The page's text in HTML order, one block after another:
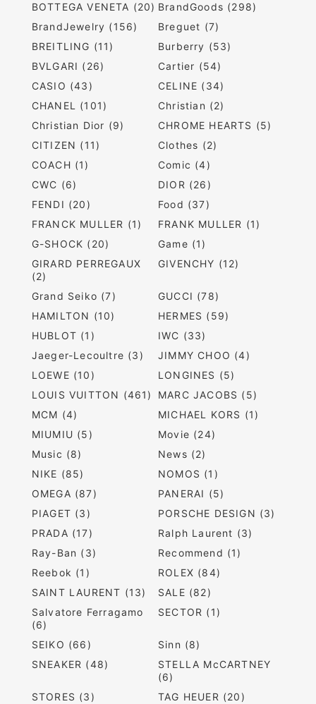
BOTTEGA VENETA (20) BrandGoods (298)
BrandJewelry (156)
Breguet (7)
BREITLING (11)
Burberry (53)
BVLGARI (26)
Cartier (54)
CASIO (43)
CELINE (34)
CHANEL (101)
Christian (2)
Christian Dior (9)
CHROME HEARTS (5)
CITIZEN (11)
Clothes (2)
COACH (1)
Comic (4)
CWC (6)
DIOR (26)
FENDI (20)
Food (37)
FRANCK MULLER (1)
FRANK MULLER (1)
G-SHOCK (20)
Game (1)
GIRARD PERREGAUX
(2)
GIVENCHY (12)
Grand Seiko (7)
GUCCI (78)
HAMILTON (10)
HERMES (59)
HUBLOT (1)
IWC (33)
Jaeger-Lecoultre (3)
JIMMY CHOO (4)
LOEWE (10)
LONGINES (5)
LOUIS VUITTON (461)
MARC JACOBS (5)
MCM (4)
MICHAEL KORS (1)
MIUMIU (5)
Movie (24)
Music (8)
News (2)
NIKE (85)
NOMOS (1)
OMEGA (87)
PANERAI (5)
PIAGET (3)
PORSCHE DESIGN (3)
PRADA (17)
Ralph Laurent (3)
Ray-Ban (3)
Recommend (1)
Reebok (1)
ROLEX (84)
SAINT LAURENT (13)
SALE (82)
Salvatore Ferragamo
(6)
SECTOR (1)
SEIKO (66)
Sinn (8)
SNEAKER (48)
STELLA McCARTNEY
(6)
STORES (3)
TAG HEUER (20)